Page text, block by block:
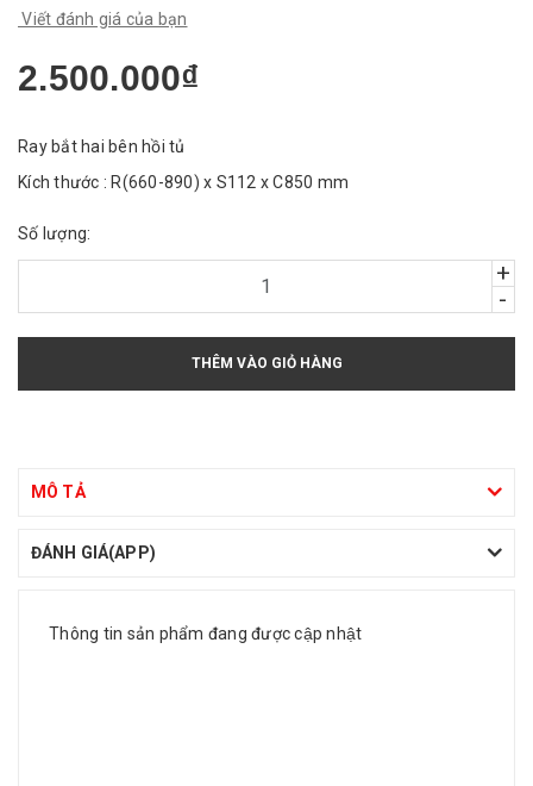
Viết đánh giá của bạn
2.500.000₫
Ray bắt hai bên hồi tủ
Kích thước : R(660-890) x S112 x C850 mm
Số lượng:
+
-
THÊM VÀO GIỎ HÀNG
MÔ TẢ
ĐÁNH GIÁ(APP)
Thông tin sản phẩm đang được cập nhật